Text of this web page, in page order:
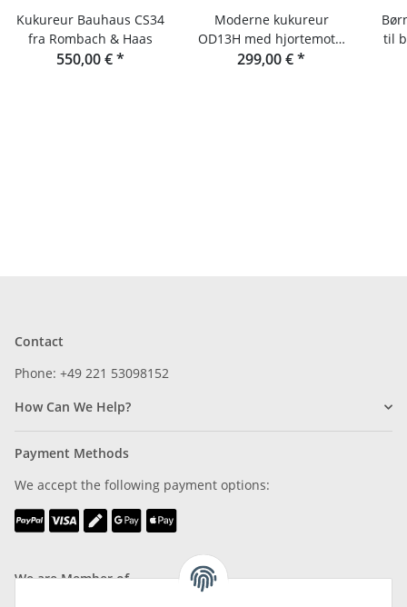
Kukureur Bauhaus CS34
fra Rombach & Haas
550,00 €*
Moderne kukureur
OD13H med hjortemotiv
fra Rombach & Haas
299,00 €*
til
Contact
Phone: +49 221 53098152
How Can We Help?
Payment Methods
We accept the following payment options:
We are Member of